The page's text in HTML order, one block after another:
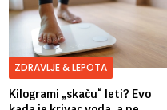
ZDRAVLJE & LEPOTA
Kilogrami „skaču“ leti? Evo